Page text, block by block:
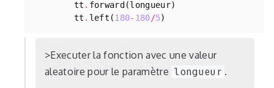
tt . forward (longueur)
tt . left (180- 180/5)
Executer la fonction avec une valeur
aleatoire pour le paramètre longueur .